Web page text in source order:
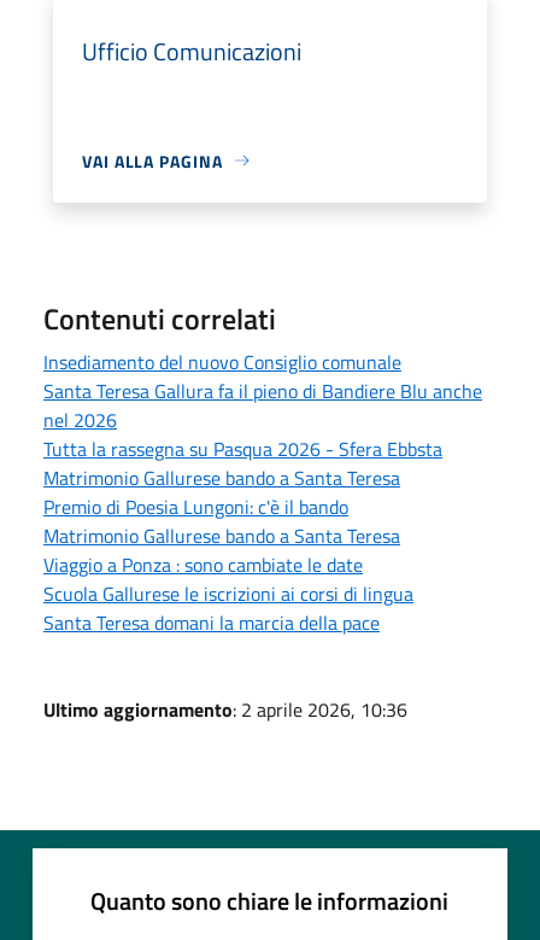
Ufficio Comunicazioni
VAI ALLA PAGINA
Contenuti correlati
Insediamento del nuovo Consiglio comunale
Santa Teresa Gallura fa il pieno di Bandiere Blu anche
nel 2026
Tutta la rassegna su Pasqua 2026 - Sfera Ebbsta
Matrimonio Gallurese bando a Santa Teresa
Premio di Poesia Lungoni: c'è il bando
Matrimonio Gallurese bando a Santa Teresa
Viaggio a Ponza : sono cambiate le date
Scuola Gallurese le iscrizioni ai corsi di lingua
Santa Teresa domani la marcia della pace
Ultimo aggiornamento: 2 aprile 2026, 10:36
Quanto sono chiare le informazioni